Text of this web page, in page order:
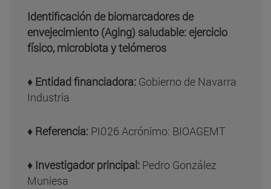
Identificación de biomarcadores de
envejecimiento (Aging) saludable: ejercicio
físico, microbiota y telómeros
♦ Entidad financiadora: Gobierno de Navarra
Industria
♦ Referencia: PI026 Acrónimo: BIOAGEMT
♦ Investigador principal: Pedro González
Muniesa